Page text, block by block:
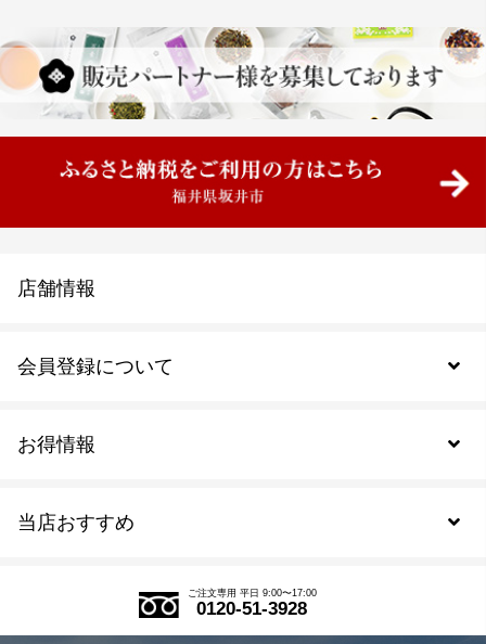
当店おすすめ
式部の香りシリーズ
お得情報
会員登録について
会員規約について
店舗情報
ご注文専用 平日 9:00〜17:00
0120-51-3928